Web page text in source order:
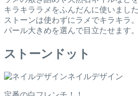
キラキララメをふんだんに使いました
ストーンは使わずにラメでキラキラ。
パール大きめを選んで目立たせます。
ストーンドット
ネイルデザイン